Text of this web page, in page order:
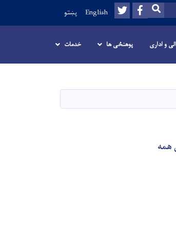
SEARCH
Facebook
Twitter
English پښتو
و اداری پوهنځی ها خدمات
همه